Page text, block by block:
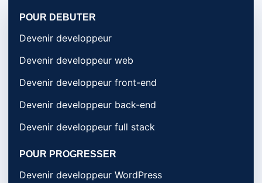
POUR DEBUTER
Devenir developpeur
Devenir developpeur web
Devenir developpeur front-end
Devenir developpeur back-end
Devenir developpeur full stack
POUR PROGRESSER
Devenir developpeur WordPress